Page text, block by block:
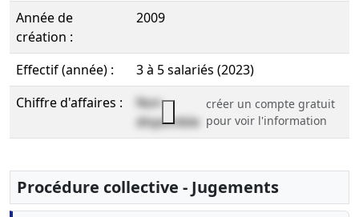
Année de
création :
2009
Effectif (année) :
3 à 5 salariés (2023)
Chiffre d'affaires :
Non
disponible
créer un compte gratuit
pour voir l'information
Procédure collective - Jugements